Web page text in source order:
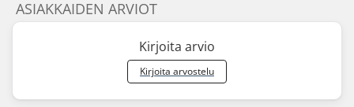
ASIAKKAIDEN ARVIOT
Kirjoita arvio
Kirjoita arvostelu